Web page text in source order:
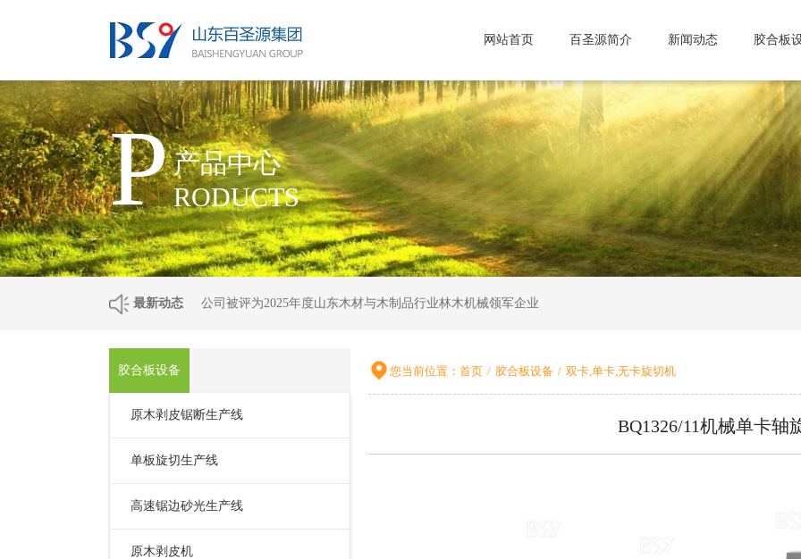
网站首页 百圣源简介 新闻动态 胶合板
P产品中心
RODUCTS
最新动态 公司被评为2025年度山东木材与木制品行业林木机械领军企业
胶合板设备
原木剥皮锯断生产线
单板旋切生产线
高速锯边砂光生产线
原木剥皮机
您当前位置： 首页 / 胶合板设备 / 双卡,单卡,无卡旋切机
BQ1326/11机械单卡轴